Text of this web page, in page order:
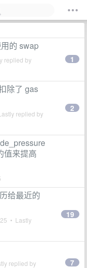
的 swap
replied by 1
除了 gas
replied by
2
值来提高
给最近的
• Lastly
19
replied by 7